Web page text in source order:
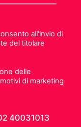
all'invio di
del titolare
delle
di marketing
40031013